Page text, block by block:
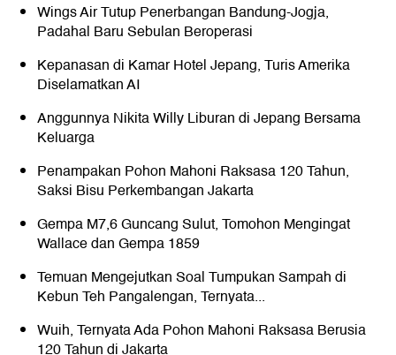
Wings Air Tutup Penerbangan Bandung-Jogja,
Padahal Baru Sebulan Beroperasi
Kepanasan di Kamar Hotel Jepang, Turis Amerika
Diselamatkan AI
Anggunnya Nikita Willy Liburan di Jepang Bersama
Keluarga
Penampakan Pohon Mahoni Raksasa 120 Tahun,
Saksi Bisu Perkembangan Jakarta
Gempa M7,6 Guncang Sulut, Tomohon Mengingat
Wallace dan Gempa 1859
Temuan Mengejutkan Soal Tumpukan Sampah di
Kebun Teh Pangalengan, Ternyata...
Wuih, Ternyata Ada Pohon Mahoni Raksasa Berusia
120 Tahun di Jakarta